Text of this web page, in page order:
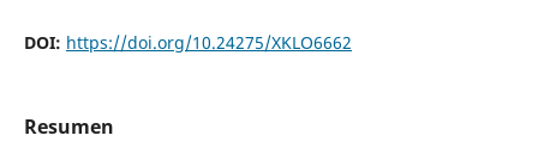
DOI: https://doi.org/10.24275/XKLO6662
Resumen